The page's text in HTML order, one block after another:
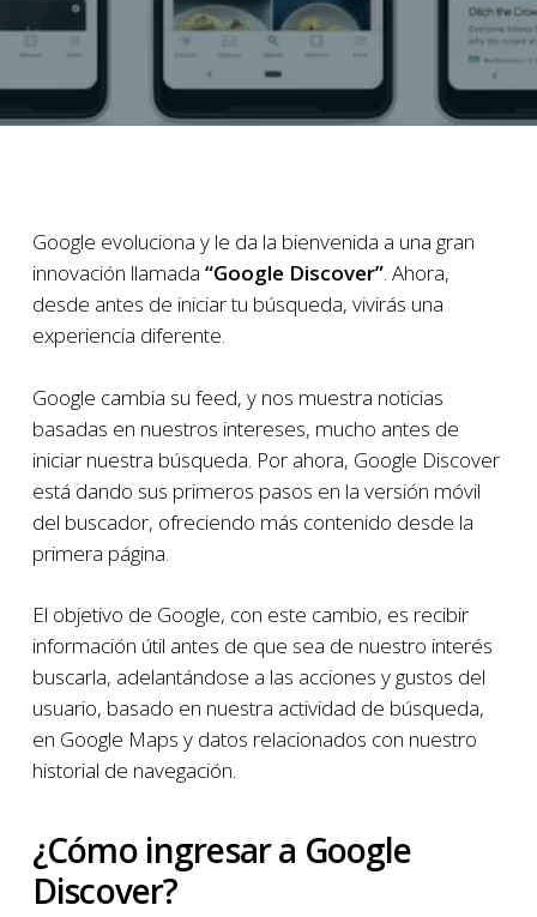
Google evoluciona y le da la bienvenida a una gran
innovación llamada “Google Discover”. Ahora,
desde antes de iniciar tu búsqueda, vivirás una
experiencia diferente.
Google cambia su feed, y nos muestra noticias
basadas en nuestros intereses, mucho antes de
iniciar nuestra búsqueda. Por ahora, Google Discover
está dando sus primeros pasos en la versión móvil
del buscador, ofreciendo más contenido desde la
primera página.
El objetivo de Google, con este cambio, es recibir
información útil antes de que sea de nuestro interés
buscarla, adelantándose a las acciones y gustos del
usuario, basado en nuestra actividad de búsqueda,
en Google Maps y datos relacionados con nuestro
historial de navegación.
¿Cómo ingresar a Google
Discover?